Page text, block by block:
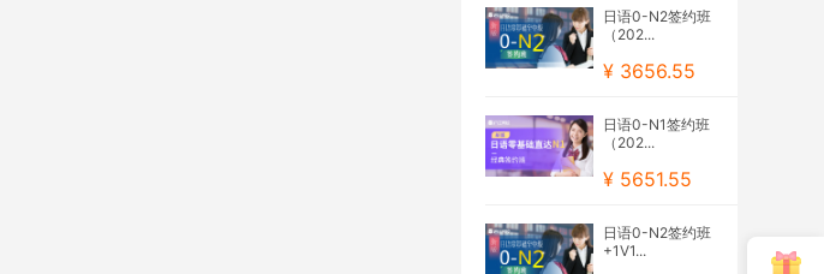
日语0-N2签约班
（202...
¥ 3656.55
日语0-N1签约班
（202...
¥ 5651.55
日语0-N2签约班
+1V1...